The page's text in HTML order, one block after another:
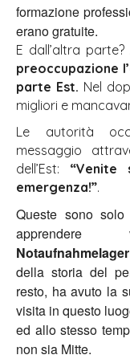
formazione
erano gratuite.
E dall’altra parte?
preoccupazione
parte Est. Nel
migliori e
Le autorità
messaggio
dell’Est:
emergenza!”.
Queste sono
apprendere
della storia del
resto, ha avuto la
visita in questo
ed allo stesso
non sia Mitte.